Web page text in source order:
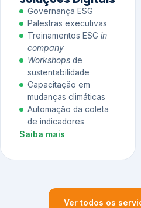
Governança ESG
Palestras executivas
Treinamentos ESG in
company
Workshops de
sustentabilidade
Capacitação em
mudanças climáticas
Automação da coleta
de indicadores
Saiba mais
Ver todos os